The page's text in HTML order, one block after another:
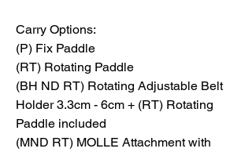
Carry Options:
(P) Fix Paddle
(RT) Rotating Paddle
(BH ND RT) Rotating Adjustable Belt
Holder 3.3cm - 6cm + (RT) Rotating
Paddle included
(MND RT) MOLLE Attachment with